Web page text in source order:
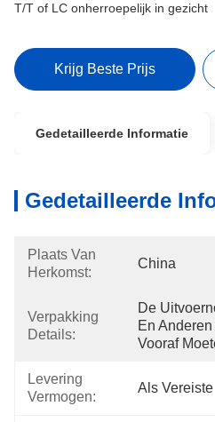
T/T of LC onherroepelijk in gezicht
Krijg Beste Prijs
Gedetailleerde Informatie
Gedetailleerde
Plaats Van
Herkomst:
China
Verpakking
Details:
De
En
Vooraf
Levering
Vermogen:
Als Vereiste